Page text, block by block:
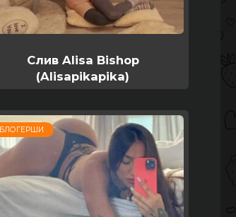
Слив Alisa Bishop
(Alisapikapika)
БЛОГЕРШИ